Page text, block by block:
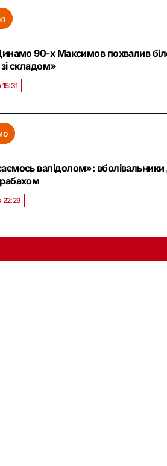
90-х Максимов похвалив
складом»
валідолом»:
22:29